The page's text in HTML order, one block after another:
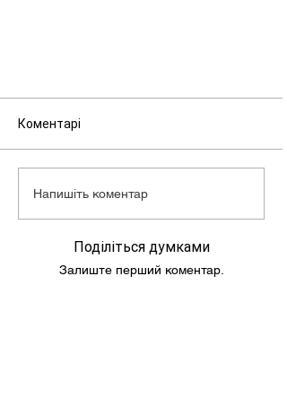
Коментарі
Напишіть коментар
Поділіться думками
Залиште перший коментар.